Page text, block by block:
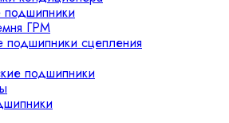
подшипники
ГРМ
сцепления
подшипники